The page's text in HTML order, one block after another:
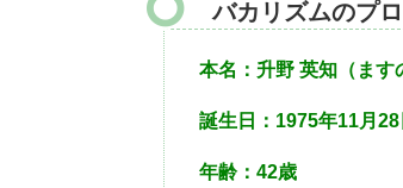
バカリズムのプ
本名：升野 英知（ます
誕生日：1975年11月28
年齢：42歳